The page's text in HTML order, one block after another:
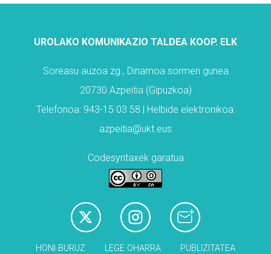
UROLAKO KOMUNIKAZIO TALDEA KOOP. ELK
Soreasu auzoa zg., Dinamoa sormen gunea
20730 Azpeitia (Gipuzkoa)
Telefonoa: 943-15 03 58 | Helbide elektronikoa:
azpeitia@ukt.eus
Codesyntaxek garatua
HONI BURUZ LEGE OHARRA PUBLIZITATEA